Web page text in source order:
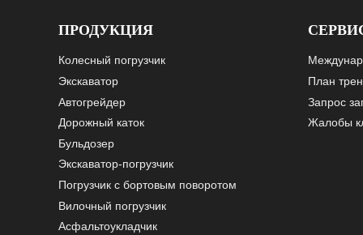
ПРОДУКЦИЯ
Колесный погрузчик
Экскаватор
Автогрейдер
Дорожный каток
Бульдозер
Экскаватор-погрузчик
Погрузчик с бортовым поворотом
Вилочный погрузчик
Асфальтоукладчик
План
Запрос
Жалобы